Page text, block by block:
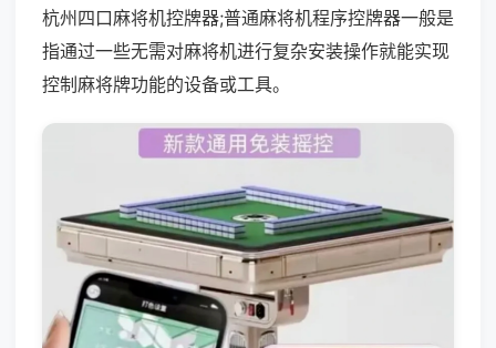
杭州四口麻将机控牌器;普通麻将机程序控牌器一般是
指通过一些无需对麻将机进行复杂安装操作就能实现
控制麻将牌功能的设备或工具。